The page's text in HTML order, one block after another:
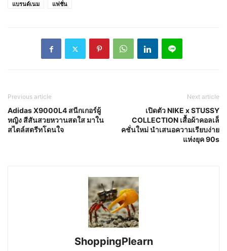
แบรนด์เนม
แฟชั่น
Previous article
Adidas X9000L4 สนีกเกอร์ผู้
หญิง สีสันสวยหวานสดใส มาใน
สไตล์สตรีทโดนใจ
Next article
เปิดตัว NIKE x STUSSY
COLLECTION เสื้อผ้าคอลเล็
คชั่นใหม่ นำเสนอความเรียบง่าย
แห่งยุค 90s
ShoppingPlearn